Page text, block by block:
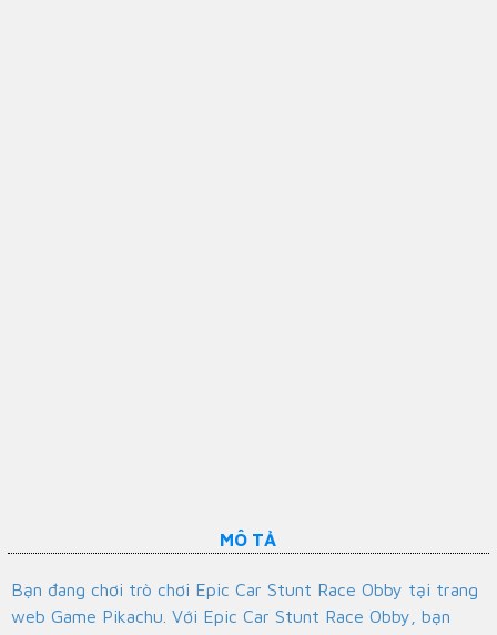
MÔ TẢ
Bạn đang chơi trò chơi Epic Car Stunt Race Obby tại trang
web Game Pikachu. Với Epic Car Stunt Race Obby, bạn